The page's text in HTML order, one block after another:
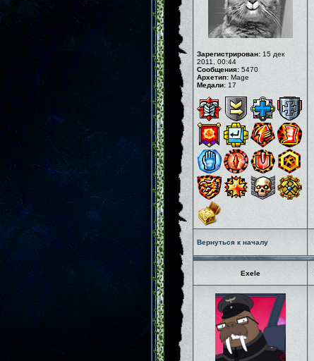
Зарегистрирован: 15 дек
2011, 00:44
Сообщения: 5470
Архетип: Mage
Медали: 17
Вернуться к началу
Exele